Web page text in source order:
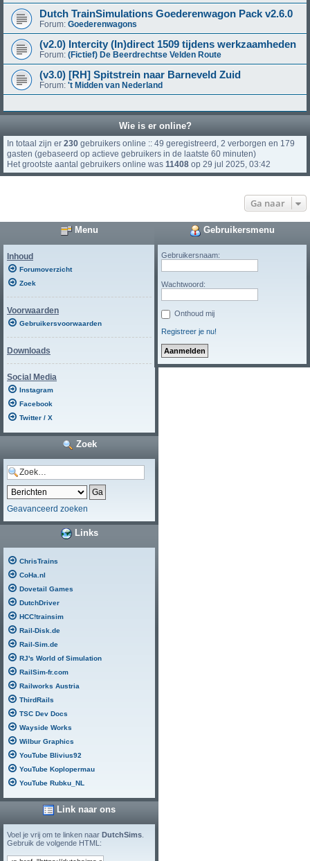
Dutch TrainSimulations Goederenwagon Pack v2.6.0
Forum: Goederenwagons
(v2.0) Intercity (In)direct 1509 tijdens werkzaamheden
Forum: (Fictief) De Beerdrechtse Velden Route
(v3.0) [RH] Spitstrein naar Barneveld Zuid
Forum: 't Midden van Nederland
Wie is er online?
In totaal zijn er 230 gebruikers online :: 49 geregistreerd, 2 verborgen en 179
gasten (gebaseerd op actieve gebruikers in de laatste 60 minuten)
Het grootste aantal gebruikers online was 11408 op 29 jul 2025, 03:42
Ga naar
Menu
Inhoud
Forumoverzicht
Zoek
Voorwaarden
Gebruikersvoorwaarden
Downloads
Social Media
Instagram
Facebook
Twitter / X
Zoek
Geavanceerd zoeken
Links
ChrisTrains
CoHa.nl
Dovetail Games
DutchDriver
HCC!trainsim
Rail-Disk.de
Rail-Sim.de
RJ's World of Simulation
RailSim-fr.com
Railworks Austria
ThirdRails
TSC Dev Docs
Wayside Works
Wilbur Graphics
YouTube Blivius92
YouTube Koplopermau
YouTube Rubku_NL
Link naar ons
Voel je vrij om te linken naar DutchSims
Gebruik de volgende HTML:
Gebruikersmenu
Gebruikersnaam:
Wachtwoord:
Onthoud mij
Registreer je nu!